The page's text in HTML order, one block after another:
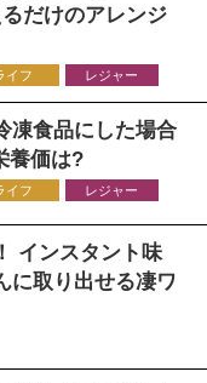
だけのアレンジ
イフ レジャー
凍食品にした場合
養価は?
イフ レジャー
インスタント味
に取り出せる凄ワ